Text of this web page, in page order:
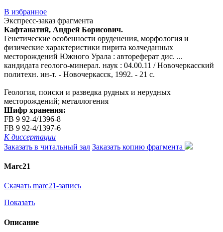
В избранное
Экспресс-заказ фрагмента
Кафтанатий, Андрей Борисович.
Генетические особенности оруденения, морфология и
физические характеристики пирита колчеданных
месторождений Южного Урала : автореферат дис. ...
кандидата геолого-минерал. наук : 04.00.11 / Новочеркасский
политехн. ин-т. - Новочеркасск, 1992. - 21 с.
Геология, поиски и разведка рудных и нерудных
месторождений; металлогения
Шифр хранения:
FB 9 92-4/1396-8
FB 9 92-4/1397-6
К диссертации
Заказать в читальный зал Заказать копию фрагмента
Marc21
Скачать marc21-запись
Показать
Описание